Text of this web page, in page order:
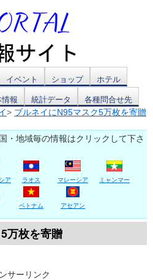
イベント ショップ
ホテル
報 統計データ 各種問合せ先
> ブルネイにN95マスク5万枚を寄贈
地域毎の情報はクリックして下さ
ア ラオス マレーシア ミャンマー
ベトナム アセアン
万枚を寄贈
サーリンク